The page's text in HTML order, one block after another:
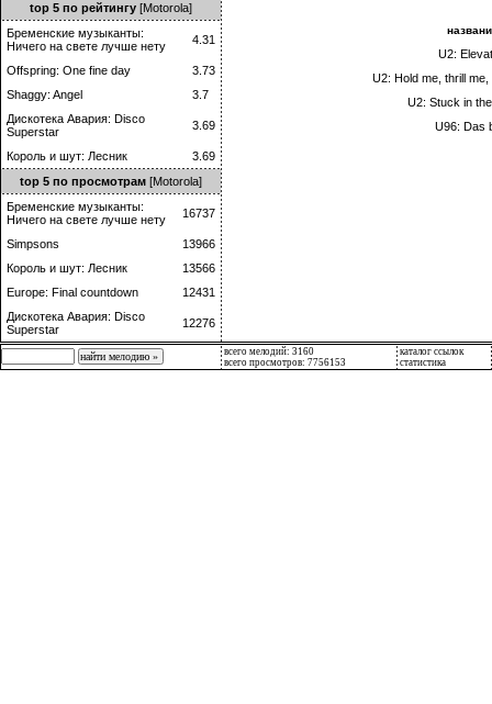
top 5 по рейтингу [Motorola]
Бременские музыканты:
Ничего на свете лучше нету
4.31
Offspring: One fine day
3.73
Shaggy: Angel
3.7
Дискотека Авария: Disco
Superstar
3.69
Король и шут: Лесник
3.69
top 5 по просмотрам [Motorola]
Бременские музыканты:
Ничего на свете лучше нету
16737
Simpsons
13966
Король и шут: Лесник
13566
Europe: Final countdown
12431
Дискотека Авария: Disco
Superstar
12276
U2:
U2: Hold me, thrill
U2: Stuck in
U96: Das
всего мелодий: 3160
всего просмотров: 7756153
каталог ссылок
статистика